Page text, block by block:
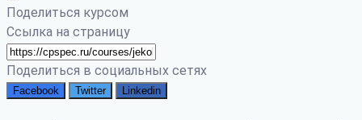
Поделиться курсом
Ссылка на страницу
Поделиться в социальных сетях
Facebook Twitter Linkedin